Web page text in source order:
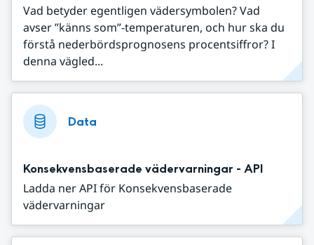
Vad betyder egentligen vädersymbolen? Vad
avser ”känns som”-temperaturen, och hur ska du
förstå nederbördsprognosens procentsiffror? I
denna vägled...
Data
Konsekvensbaserade vädervarningar - API
Ladda ner API för Konsekvensbaserade
vädervarningar